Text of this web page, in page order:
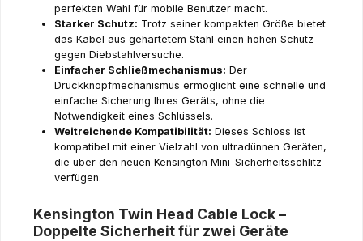
perfekten Wahl für mobile Benutzer macht.
Starker Schutz: Trotz seiner kompakten Größe bietet
das Kabel aus gehärtetem Stahl einen hohen Schutz
gegen Diebstahlversuche.
Einfacher Schließmechanismus: Der
Druckknopfmechanismus ermöglicht eine schnelle und
einfache Sicherung Ihres Geräts, ohne die
Notwendigkeit eines Schlüssels.
Weitreichende Kompatibilität: Dieses Schloss ist
kompatibel mit einer Vielzahl von ultradünnen Geräten,
die über den neuen Kensington Mini-Sicherheitsschlitz
verfügen.
Kensington Twin Head Cable Lock –
Doppelte Sicherheit für zwei Geräte